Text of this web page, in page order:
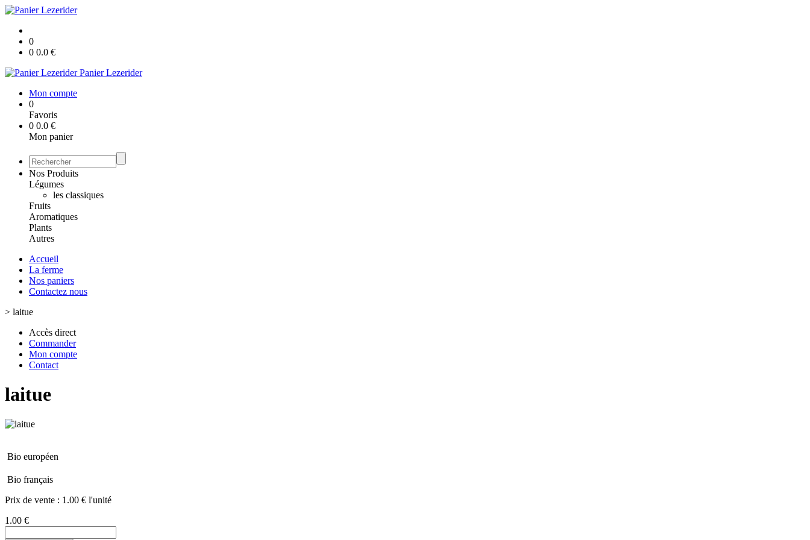
0
0 0.0 €
Panier Lezerider
Mon compte
0
Favoris
0 0.0 €
Mon panier
Nos Produits
Légumes
les classiques
Fruits
Aromatiques
Plants
Autres
Accueil
La ferme
Nos paniers
Contactez nous
> laitue
Accès direct
Commander
Mon compte
Contact
laitue
Bio européen
Bio français
Prix de vente : 1.00 € l'unité
1.00 €